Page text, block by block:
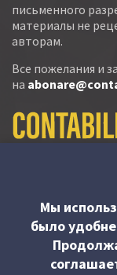
письменного
материалы не
авторам.
Все пожелания и
на
Мы
было